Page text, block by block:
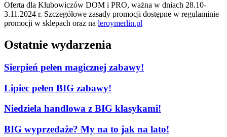
Oferta dla Klubowiczów DOM i PRO, ważna w dniach 28.10-
3.11.2024 r. Szczegółowe zasady promocji dostępne w regulaminie
promocji w sklepach oraz na leroymerlin.pl
Ostatnie wydarzenia
Sierpień pełen magicznej zabawy!
Lipiec pełen BIG zabawy!
Niedziela handlowa z BIG klasykami!
BIG wyprzedaże? My na to jak na lato!